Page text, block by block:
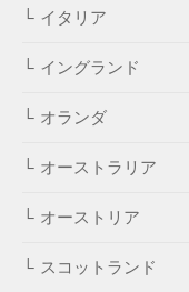
イタリア
イングランド
オランダ
オーストラリア
オーストリア
スコットランド